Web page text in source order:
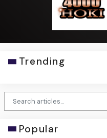
Trending
Popular